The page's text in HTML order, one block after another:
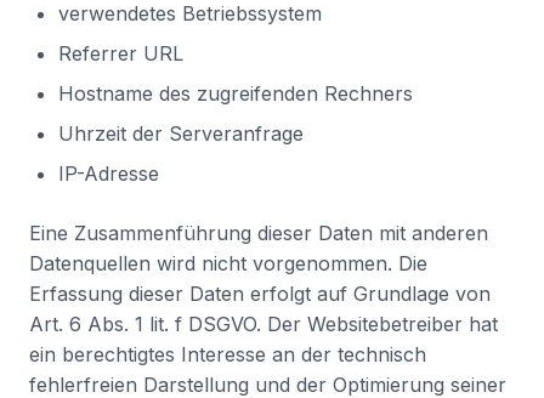
verwendetes Betriebssystem
Referrer URL
Hostname des zugreifenden Rechners
Uhrzeit der Serveranfrage
IP-Adresse
Eine Zusammenführung dieser Daten mit anderen
Datenquellen wird nicht vorgenommen. Die
Erfassung dieser Daten erfolgt auf Grundlage von
Art. 6 Abs. 1 lit. f DSGVO. Der Websitebetreiber hat
ein berechtigtes Interesse an der technisch
fehlerfreien Darstellung und der Optimierung seiner